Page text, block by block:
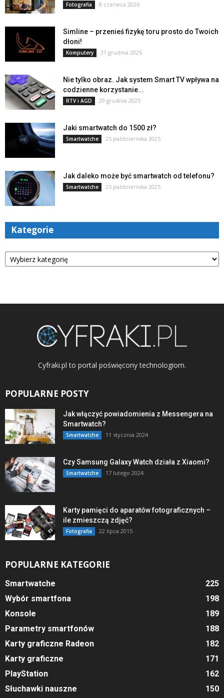
Fotografia 8 czerwca 2026
Simline – przenieś fizykę toru prosto do Twoich
dłoni!
Komputery 31 grudnia 2025
Nie tylko obraz. Jak system Smart TV wpływa na
codzienne korzystanie...
RTV i AGD 29 grudnia 2025
Jaki smartwatch do 1500 zł?
Smartwatche 25 października 2025
Jak daleko może być smartwatch od telefonu?
Smartwatche 25 października 2025
Kategorie
Kategorie
Cyfraki.pl to portal poświęcony technologiom.
POPULARNE POSTY
Jak włączyć powiadomienia z Messengera na
Smartwatch?
Smartwatche 11 stycznia 2024
Czy Samsung Galaxy Watch działa z Xiaomi?
Smartwatche 17 lutego 2024
Karty pamięci do aparatów fotograficznych –
ile zmieszczą zdjęć?
Fotografia 22 lipca 2015
POPULARNE KATEGORIE
Smartwatche
225
Wybór smartfona
198
Konsole
189
Parametry smartfonów
188
Karty graficzne Radeon
182
Karty graficzne
171
PlayStation
162
Słuchawki nauszne
150